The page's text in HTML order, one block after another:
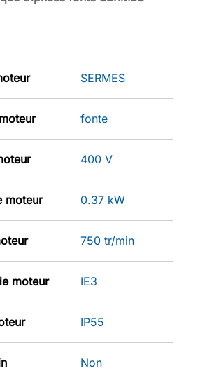
SERMES
fonte
400 V
moteur 0.37 kW
750 tr/min
moteur IE3
IP55
Non